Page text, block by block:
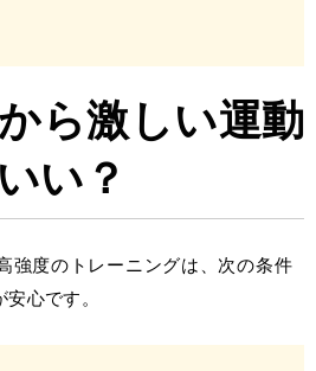
ら激しい運動
い？
強度のトレーニングは、次の条件
心です。